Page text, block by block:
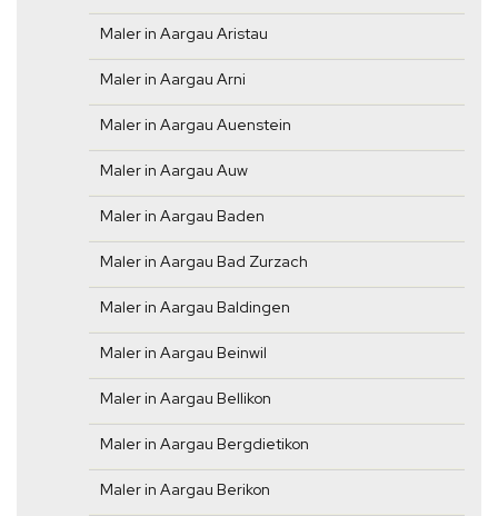
Maler in Aargau Aristau
Maler in Aargau Arni
Maler in Aargau Auenstein
Maler in Aargau Auw
Maler in Aargau Baden
Maler in Aargau Bad Zurzach
Maler in Aargau Baldingen
Maler in Aargau Beinwil
Maler in Aargau Bellikon
Maler in Aargau Bergdietikon
Maler in Aargau Berikon